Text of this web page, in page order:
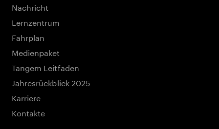
Nachricht
Lernzentrum
Fahrplan
Medienpaket
Tangem Leitfaden
Jahresrückblick 2025
Karriere
Kontakte